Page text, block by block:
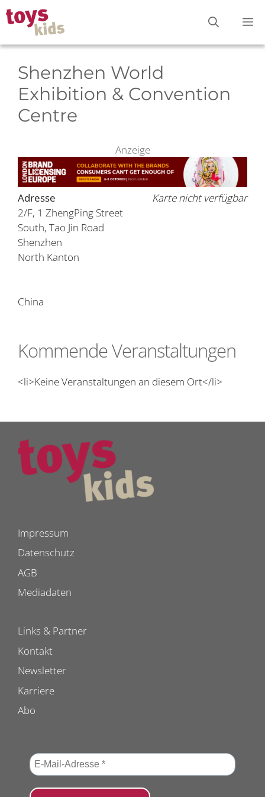
Zum
Inhalt
springen
Shenzhen World
Exhibition & Convention
Centre
Anzeige
Karte nicht verfügbar
Adresse
2/F, 1 ZhengPing Street
South, Tao Jin Road
Shenzhen
North Kanton
China
Kommende Veranstaltungen
<li>Keine Veranstaltungen an diesem Ort</li>
Impressum
Datenschutz
AGB
Mediadaten
Links & Partner
Kontakt
Newsletter
Karriere
Abo